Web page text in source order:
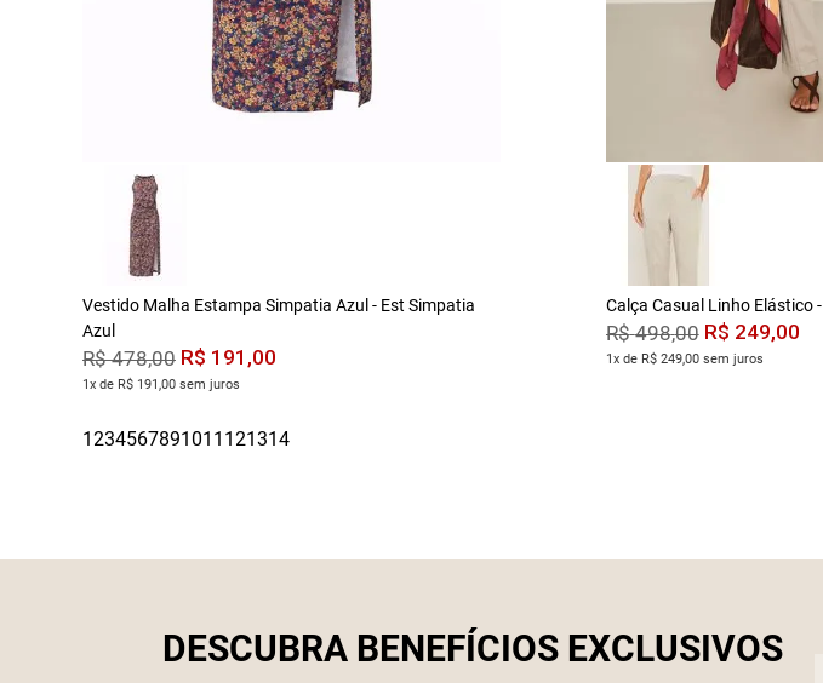
Vestido Malha Estampa Simpatia Azul - Est Simpatia
Azul
R$ 478,00 R$ 191 ,00
1x de R$ 191,00 sem juros
Calça Casual Linho Elástico
R$ 498,00 R$ 249,00
1x de R$ 249,00 sem juros
DESCUBRA BENEFÍCIOS EXCLUSIVOS